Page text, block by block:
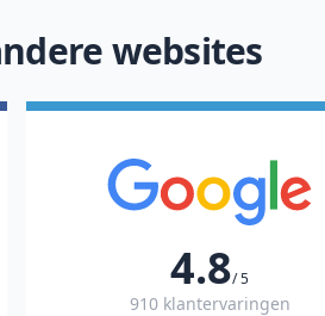
websites
4.8/ 5
910 klantervaringen